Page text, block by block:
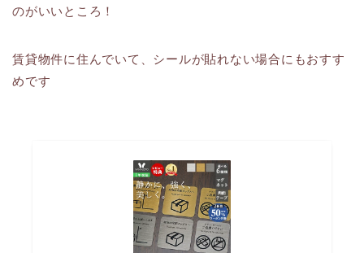
のがいいところ！
賃貸物件に住んでいて、シールが貼れない場合にもおすす
めです